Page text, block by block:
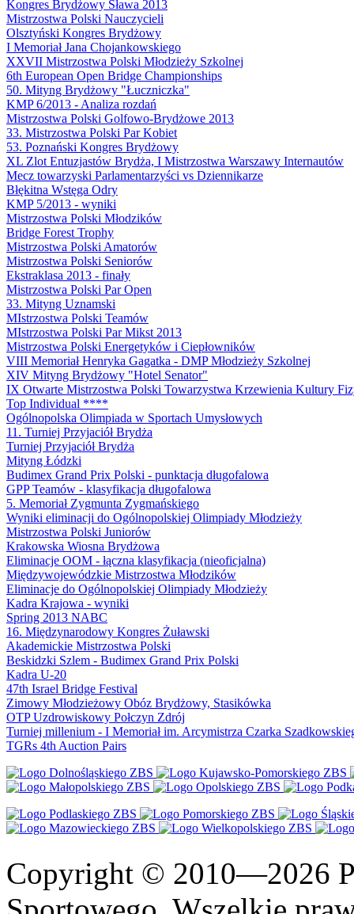
Kongres Brydżowy Sława 2013
Mistrzostwa Polski Nauczycieli
Olsztyński Kongres Brydżowy
I Memoriał Jana Chojankowskiego
XXVII Mistrzostwa Polski Młodzieży Szkolnej
6th European Open Bridge Championships
50. Mityng Brydżowy "Łuczniczka"
KMP 6/2013 - Analiza rozdań
Mistrzostwa Polski Golfowo-Brydżowe 2013
33. Mistrzostwa Polski Par Kobiet
53. Poznański Kongres Brydżowy
XL Zlot Entuzjastów Brydża, I Mistrzostwa Warszawy Internautów
Mecz towarzyski Parlamentarzyści vs Dziennikarze
Błękitna Wstęga Odry
KMP 5/2013 - wyniki
Mistrzostwa Polski Młodzików
Bridge Forest Trophy
Mistrzostwa Polski Amatorów
Mistrzostwa Polski Seniorów
Ekstraklasa 2013 - finały
Mistrzostwa Polski Par Open
33. Mityng Uznamski
MIstrzostwa Polski Teamów
MIstrzostwa Polski Par Mikst 2013
Mistrzostwa Polski Energetyków i Ciepłowników
VIII Memoriał Henryka Gagatka - DMP Młodzieży Szkolnej
XIV Mityng Brydżowy "Hotel Senator"
IX Otwarte Mistrzostwa Polski Towarzystwa Krzewienia Kultury
Top Individual ****
Ogólnopolska Olimpiada w Sportach Umysłowych
11. Turniej Przyjaciół Brydża
Turniej Przyjaciół Brydża
Mityng Łódzki
Budimex Grand Prix Polski - punktacja długofalowa
GPP Teamów - klasyfikacja długofalowa
5. Memoriał Zygmunta Zygmańskiego
Wyniki eliminacji do Ogólnopolskiej Olimpiady Młodzieży
Mistrzostwa Polski Juniorów
Krakowska Wiosna Brydżowa
Eliminacje OOM - łączna klasyfikacja (nieoficjalna)
Międzywojewódzkie Mistrzostwa Młodzików
Eliminacje do Ogólnopolskiej Olimpiady Młodzieży
Kadra Krajowa - wyniki
Spring 2013 NABC
16. Międzynarodowy Kongres Żuławski
Akademickie Mistrzostwa Polski
Beskidzki Szlem - Budimex Grand Prix Polski
Kadra U-20
47th Israel Bridge Festival
Zimowy Młodzieżowy Obóz Brydżowy, Stasikówka
OTP Uzdrowiskowy Połczyn Zdrój
Turniej millenium - I Memoriał im. Arcymistrza Czarka
TGRs 4th Auction Pairs
Copyright © 2010—2026